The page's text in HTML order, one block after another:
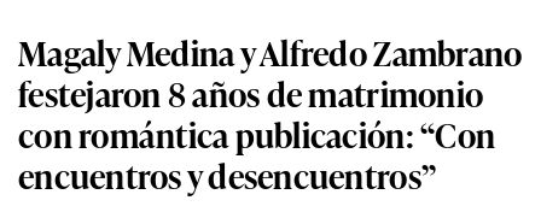
Magaly Medina y Alfredo Zambrano
festejaron 8 años de matrimonio
con romántica publicación: “Con
encuentros y desencuentros”